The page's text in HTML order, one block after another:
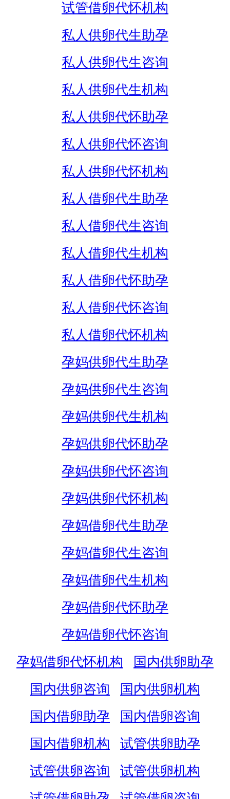
试管借卵代怀机构
私人供卵代生助孕
私人供卵代生咨询
私人供卵代生机构
私人供卵代怀助孕
私人供卵代怀咨询
私人供卵代怀机构
私人借卵代生助孕
私人借卵代生咨询
私人借卵代生机构
私人借卵代怀助孕
私人借卵代怀咨询
私人借卵代怀机构
孕妈供卵代生助孕
孕妈供卵代生咨询
孕妈供卵代生机构
孕妈供卵代怀助孕
孕妈供卵代怀咨询
孕妈供卵代怀机构
孕妈借卵代生助孕
孕妈借卵代生咨询
孕妈借卵代生机构
孕妈借卵代怀助孕
孕妈借卵代怀咨询
孕妈借卵代怀机构
国内供卵助孕
国内供卵咨询
国内供卵机构
国内借卵助孕
国内借卵咨询
国内借卵机构
试管供卵助孕
试管供卵咨询
试管供卵机构